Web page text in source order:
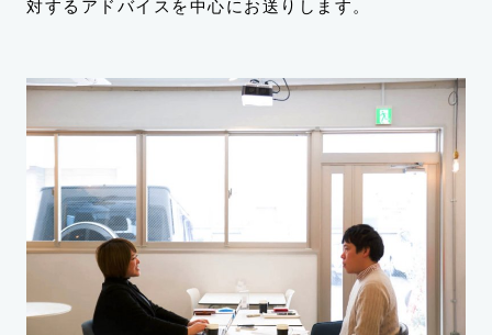
対するアドバイスを中心にお送りします。